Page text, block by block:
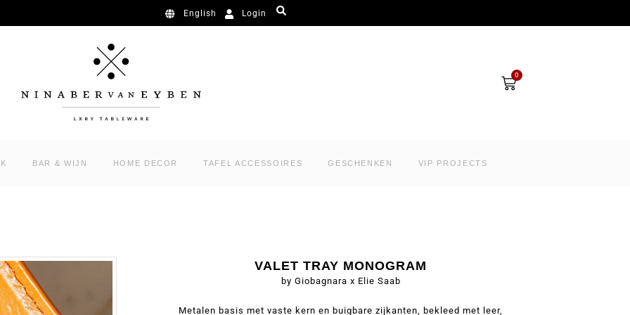
English Login
0
Winkelwagen
BAR & WIJN HOME DECOR TAFEL ACCESSOIRES GESCHENKEN VIP PROJECTS
VALET TRAY MONOGRAM
by Giobagnara x Elie Saab
Metalen basis met vaste kern en buigbare zijkanten, bekleed met leer,